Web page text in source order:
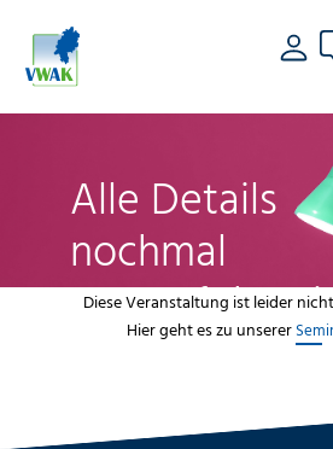
Alle Details
nochmal
genau
Diese Veranstaltung ist leider
Hier geht es zu unserer